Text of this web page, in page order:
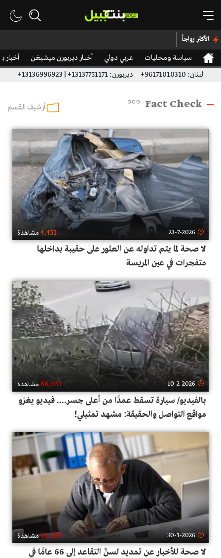
الأكثر رواجاً
سياسة ومحليات عربي دولي أخبار ديربورن ميشيغن
أخبار
لبنان: 96171010310+ ديربورن: 13137751171+ | 13136996923+
Fact Check أرشيف القسم
23-7-2026
4,451 مشاهدة
لا صحة لما يتم تداوله عن العثور على حقيبة بداخلها
متفجرات في عين المريسة
10-2-2026
66,031 مشاهدة
بالفيديو/ سيارة تسقط عمدًا من أعلى جسر.... فيديو يغزو
مواقع التواصل والحقيقة: مشهد تمثيلي!
30-1-2026
60,887مشاهدة
لا صحة للأخبار عن تمديد لسنّ التقاعد إلى 66 عامًا في